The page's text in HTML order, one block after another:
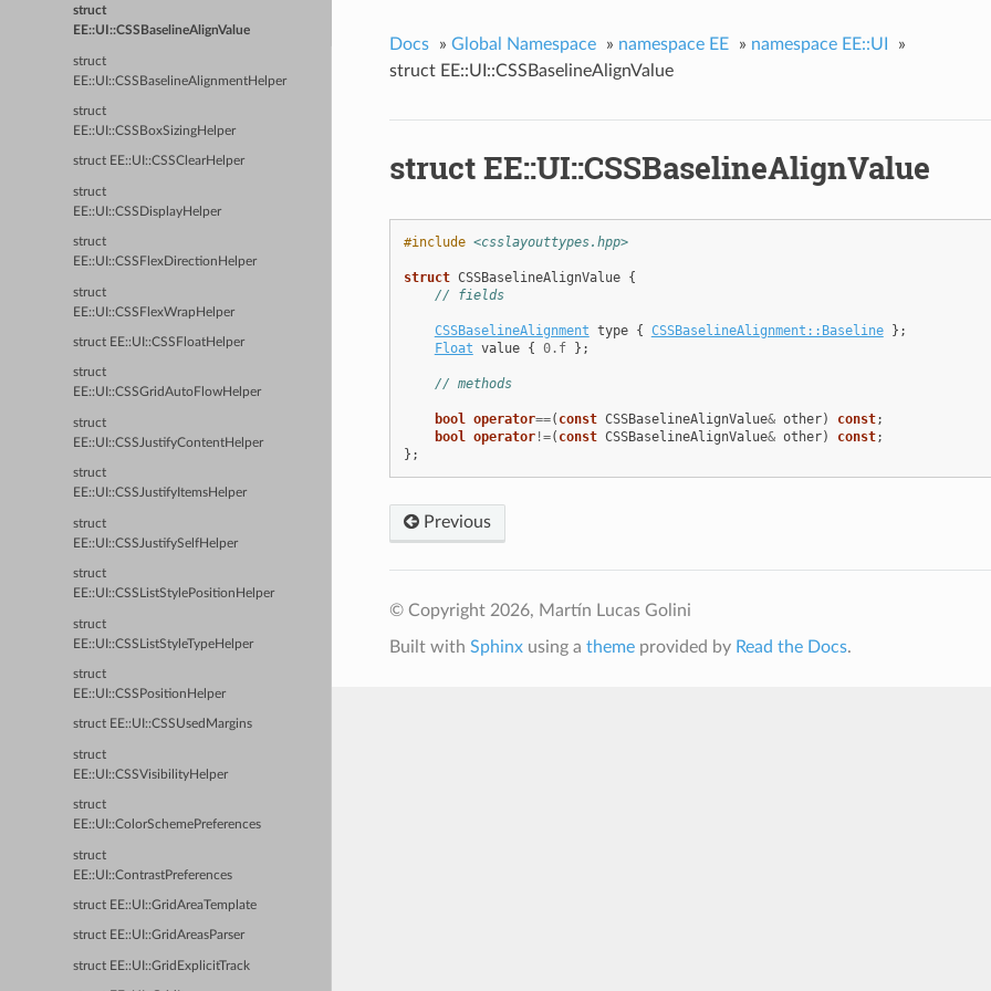
struct
EE::UI::CSSBaselineAlignValue
struct
EE::UI::CSSBaselineAlignmentHelper
struct
EE::UI::CSSBoxSizingHelper
struct EE::UI::CSSClearHelper
struct
EE::UI::CSSDisplayHelper
struct
EE::UI::CSSFlexDirectionHelper
struct
EE::UI::CSSFlexWrapHelper
struct EE::UI::CSSFloatHelper
struct
EE::UI::CSSGridAutoFlowHelper
struct
EE::UI::CSSJustifyContentHelper
struct
EE::UI::CSSJustifyItemsHelper
struct
EE::UI::CSSJustifySelfHelper
struct
EE::UI::CSSListStylePositionHelper
struct
EE::UI::CSSListStyleTypeHelper
struct
EE::UI::CSSPositionHelper
struct EE::UI::CSSUsedMargins
struct
EE::UI::CSSVisibilityHelper
struct
EE::UI::ColorSchemePreferences
struct
EE::UI::ContrastPreferences
struct EE::UI::GridAreaTemplate
struct EE::UI::GridAreasParser
struct EE::UI::GridExplicitTrack
Docs » Global Namespace » namespace EE » namespace EE::UI
»
struct EE::UI::CSSBaselineAlignValue
struct EE::UI::CSSBaselineAlignValue
#include <csslayouttypes.hpp>
struct CSSBaselineAlignValue {
// fields
CSSBaselineAlignment type { CSSBaselineAlignment::Baseline };
Float value { 0.f };
// methods
bool operator==( const CSSBaselineAlignValue& other) const;
bool operator!=( const CSSBaselineAlignValue& other) const;
};
Previous
© Copyright 2026, Martín Lucas Golini
Built with Sphinxusing a themeprovided by Read the Docs.